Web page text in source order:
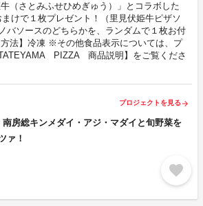
（さとみふせひめぎゅう）」とコラボした
けで１枚プレゼント！（里見伏姫牛ピザソ
バソースのどちらかを、ランダムで１枚お付
法】冷凍 ※その他食品表示については、プ
PIZZA 商品説明】をご覧くださ
プロジェクトを見る arrow_forward
南房総キンメダイ・アジ・マダイと旬野菜を
ァ！
favorite